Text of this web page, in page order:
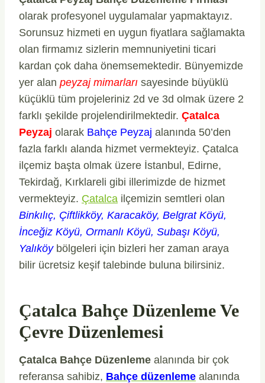
olarak profesyonel uygulamalar yapmaktayız.
Sorunsuz hizmeti en uygun fiyatlara sağlamakta
olan firmamız sizlerin memnuniyetini ticari
kardan çok daha önemsemektedir. Bünyemizde
yer alan peyzaj mimarları sayesinde büyüklü
küçüklü tüm projeleriniz 2d ve 3d olmak üzere 2
farklı şekilde projelendirilmektedir. Çatalca
Peyzaj olarak Bahçe Peyzaj alanında 50’den
fazla farklı alanda hizmet vermekteyiz. Çatalca
ilçemiz başta olmak üzere İstanbul, Edirne,
Tekirdağ, Kırklareli gibi illerimizde de hizmet
vermekteyiz. Çatalca ilçemizin semtleri olan
Binkılıç, Çiftlikköy, Karacaköy, Belgrat Köyü,
İnceğiz Köyü, Ormanlı Köyü, Subaşı Köyü,
Yalıköybölgeleri için bizleri her zaman araya
bilir ücretsiz keşif talebinde buluna bilirsiniz.
Çatalca Bahçe Düzenleme Ve
Çevre Düzenlemesi
Çatalca Bahçe Düzenleme alanında bir çok
referansa sahibiz, Bahçe düzenleme alanında